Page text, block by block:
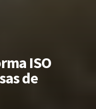
ISO
de